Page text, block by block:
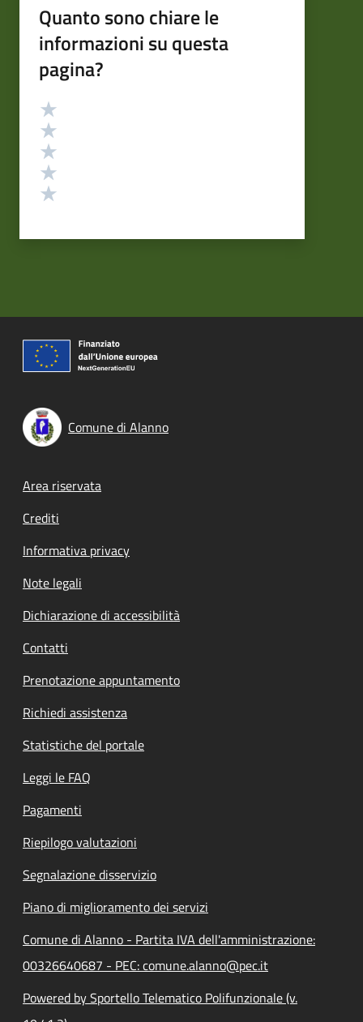
Quanto sono chiare le
informazioni su questa
pagina?
Valutazione
Comune di Alanno
Footer menu
Area riservata
Crediti
Informativa privacy
Note legali
Dichiarazione di accessibilità
Contatti
Prenotazione appuntamento
Richiedi assistenza
Statistiche del portale
Leggi le FAQ
Pagamenti
Riepilogo valutazioni
Segnalazione disservizio
Piano di miglioramento dei servizi
Comune di Alanno - Partita IVA dell'amministrazione:
00326640687 - PEC: comune.alanno@pec.it
Powered by Sportello Telematico Polifunzionale (v.